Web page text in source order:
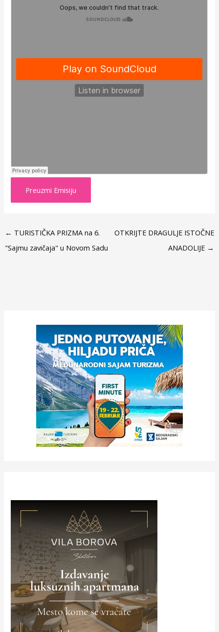
Preuzmi Emisiju
← TURISTIČKA PRIZMA na 6.
"Sajmu zavičaja" u Novom Sadu
OTKRIJTE DRAGULJE ISTOČNE
ANADOLIJE →